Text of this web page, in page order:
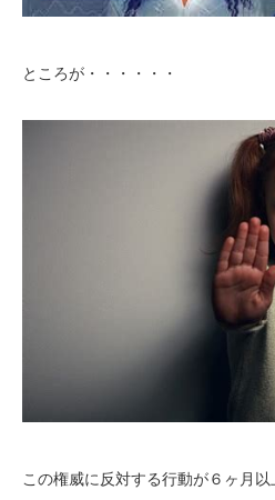
ところが・・・・・・
この権威に反対する行動が６ヶ月